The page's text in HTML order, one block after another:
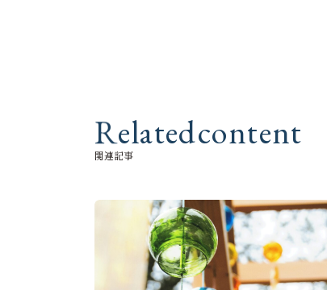
関連記事
Relatedcontent